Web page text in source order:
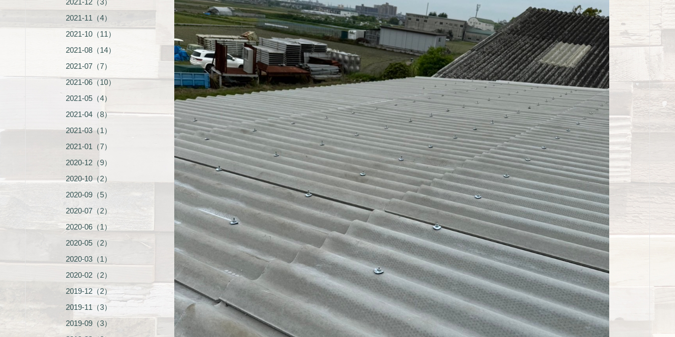
2021-12（3）
2021-11（4）
2021-10（11）
2021-08（14）
2021-07（7）
2021-06（10）
2021-05（4）
2021-04（8）
2021-03（1）
2021-01（7）
2020-12（9）
2020-10（2）
2020-09（5）
2020-07（2）
2020-06（1）
2020-05（2）
2020-03（1）
2020-02（2）
2019-12（2）
2019-11（3）
2019-09（3）